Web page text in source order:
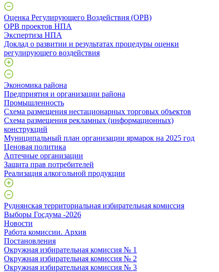
Оценка Регулирующего Воздействия (ОРВ)
ОРВ проектов НПА
Экспертиза НПА
Доклад о развитии и результатах процедуры оценки
регулирующего воздействия
Экономика района
Предприятия и организации района
Промышленность
Схема размещения нестационарных торговых объектов
Схема размещения рекламных (информационных)
конструкций
Муниципальный план организации ярмарок на 2025 год
Ценовая политика
Аптечные организации
Защита прав потребителей
Реализация алкогольной продукции
Руднянская территориальная избирательная комиссия
Выборы Госдума -2026
Новости
Работа комиссии. Архив
Постановления
Окружная избирательная комиссия № 1
Окружная избирательная комиссия № 2
Окружная избирательная комиссия № 3